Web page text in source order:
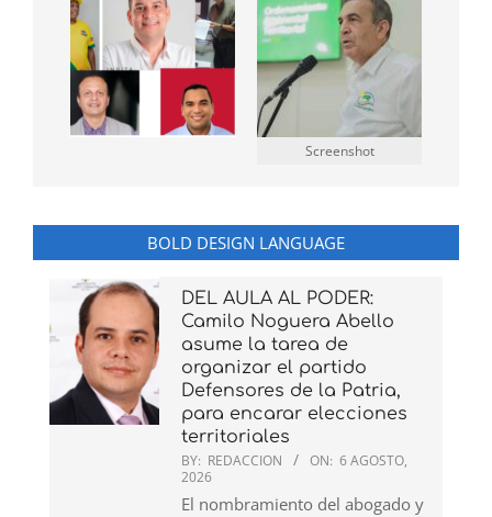
Screenshot
BOLD DESIGN LANGUAGE
DEL AULA AL PODER:
Camilo Noguera Abello
asume la tarea de
organizar el partido
Defensores de la Patria,
para encarar elecciones
territoriales
BY: REDACCION ON: 6 AGOSTO,
2026
El nombramiento del abogado y